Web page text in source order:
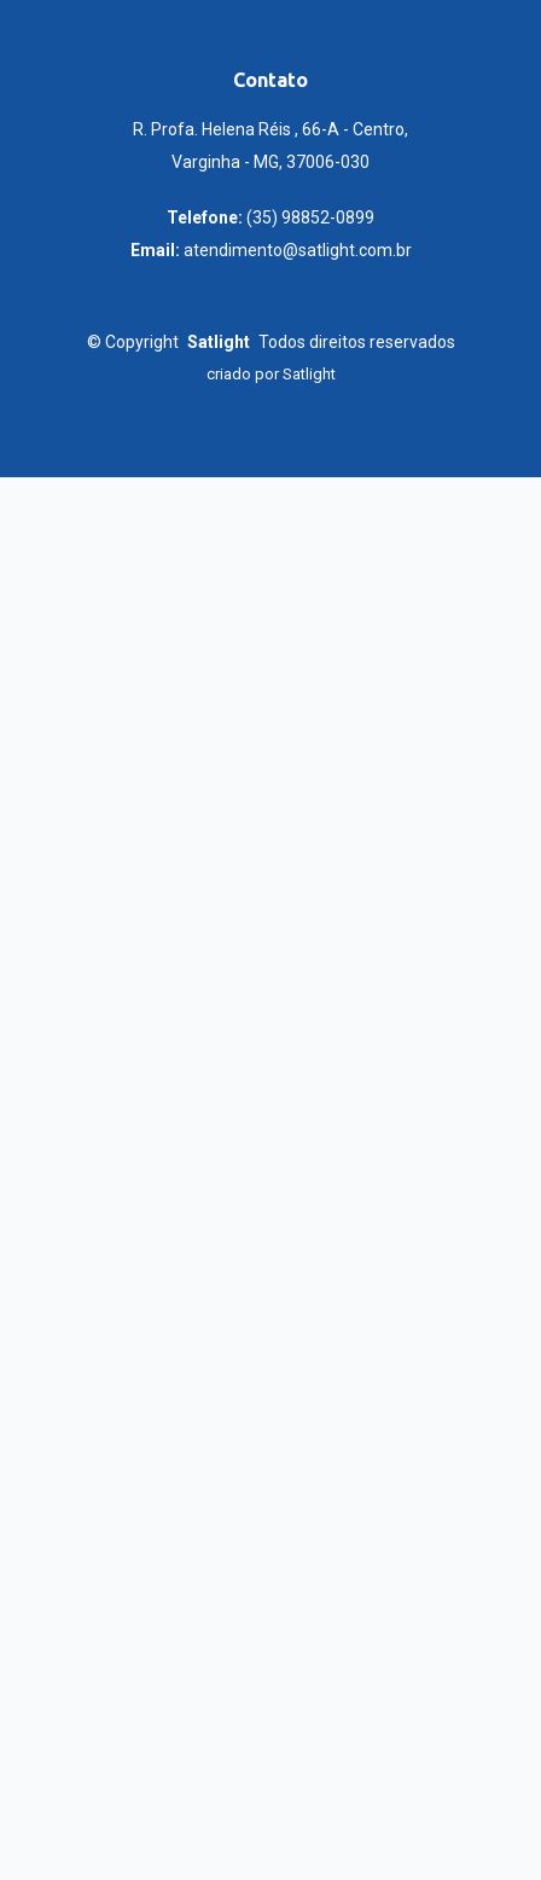
Contato
R. Profa. Helena Réis , 66-A - Centro,
Varginha - MG, 37006-030
Telefone: (35) 98852-0899
Email: atendimento@satlight.com.br
© Copyright Satlight Todos direitos reservados
criado porSatlight